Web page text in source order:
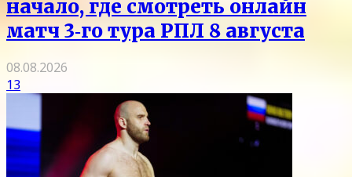
начало, где смотреть онлайн
матч 3‑го тура РПЛ 8 августа
08.08.2026
13